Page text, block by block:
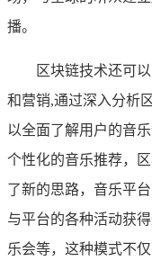
播。
区块链技术还可
和营销,通过深入分析
以全面了解用户的音
个性化的音乐推荐，
了新的思路，音乐平
与平台的各种活动获
乐会等，这种模式不